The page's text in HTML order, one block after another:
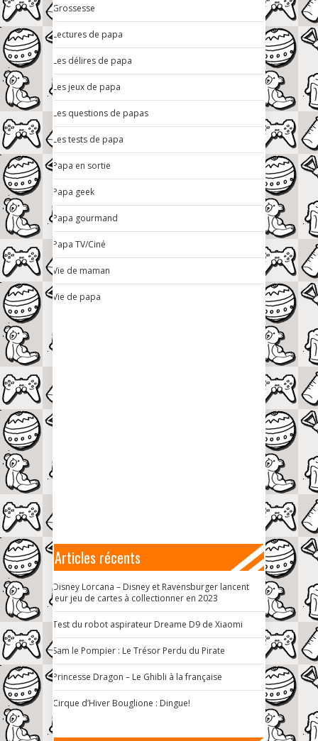
Grossesse
Lectures de papa
Les délires de papa
Les jeux de papa
Les questions de papas
Les tests de papa
Papa en sortie
Papa geek
Papa gourmand
Papa TV/Ciné
Vie de maman
Vie de papa
Articles récents
Disney Lorcana – Disney et Ravensburger lancent
leur jeu de cartes à collectionner en 2023
Test du robot aspirateur Dreame D9 de Xiaomi
Sam le Pompier : Le Trésor Perdu du Pirate
Princesse Dragon – Le Ghibli à la française
Cirque d’Hiver Bouglione : Dingue!